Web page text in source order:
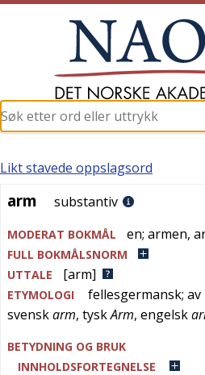
arm
Likt stavede oppslagsord
arm substantiv
MODERAT BOKMÅL en; armen,
FULL BOKMÅLSNORM
UTTALE
[arm]
ETYMOLOGI fellesgermansk; av
svenskarm, tyskArm, engelsk
BETYDNING OG BRUK
INNHOLDSFORTEGNELSE